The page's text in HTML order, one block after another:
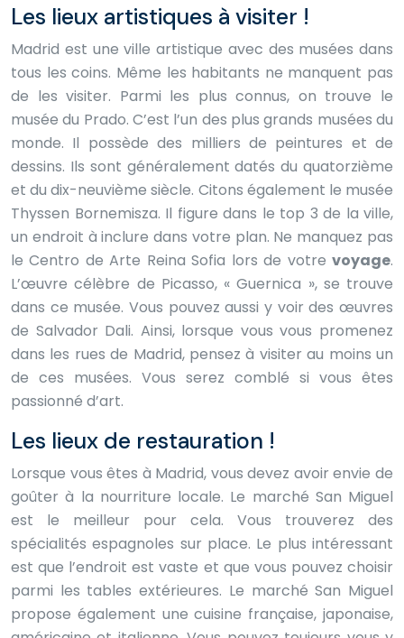
Les lieux artistiques à visiter !
Madrid est une ville artistique avec des musées dans
tous les coins. Même les habitants ne manquent pas
de les visiter. Parmi les plus connus, on trouve le
musée du Prado. C’est l’un des plus grands musées du
monde. Il possède des milliers de peintures et de
dessins. Ils sont généralement datés du quatorzième
et du dix-neuvième siècle. Citons également le musée
Thyssen Bornemisza. Il figure dans le top 3 de la ville,
un endroit à inclure dans votre plan. Ne manquez pas
le Centro de Arte Reina Sofia lors de votre voyage.
L’œuvre célèbre de Picasso, « Guernica », se trouve
dans ce musée. Vous pouvez aussi y voir des œuvres
de Salvador Dali. Ainsi, lorsque vous vous promenez
dans les rues de Madrid, pensez à visiter au moins un
de ces musées. Vous serez comblé si vous êtes
passionné d’art.
Les lieux de restauration !
Lorsque vous êtes à Madrid, vous devez avoir envie de
goûter à la nourriture locale. Le marché San Miguel
est le meilleur pour cela. Vous trouverez des
spécialités espagnoles sur place. Le plus intéressant
est que l’endroit est vaste et que vous pouvez choisir
parmi les tables extérieures. Le marché San Miguel
propose également une cuisine française, japonaise,